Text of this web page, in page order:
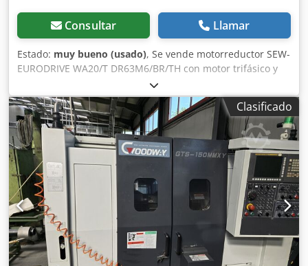
Consultar Llamar
Estado: muy bueno (usado), Se vende motorreductor SEW-
EURODRIVE WA20/T DR63M6/BR/TH con motor trifásico y
freno electromagnético de 24 V CC. El dispositivo está en
perfecto estado de funcionamiento, ha sido probado y está
listo para su uso. Su estado técnico es muy bueno, con
signos normales de uso y pequeñas marcas en la carcasa.
Datos técnicos: Fabricante: SEW-EURODRIVE Modelo de
reductor: WA20/T Tipo de motor: DR63M6/BR/TH Potencia:
0,12 kW Alimentación: 3×230/400 V Δ/Y Crjdjzn Ngaopfx
Apbsf Frecuencia: 50 Hz Corriente: 1,00 / 0,57 A Velocidad
del motor: 900 rpm Velocidad de salida: 15 rpm Par de
torsión: 32 Nm Relación de reducción: i = 60,00 Grado de
protección: IP54 Clase de aislamiento: F Freno: 24 V CC
Peso: 9,46 kg
Clasificado